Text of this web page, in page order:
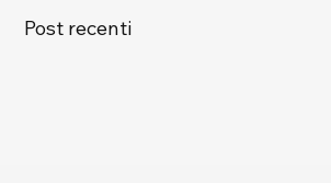
Post recenti